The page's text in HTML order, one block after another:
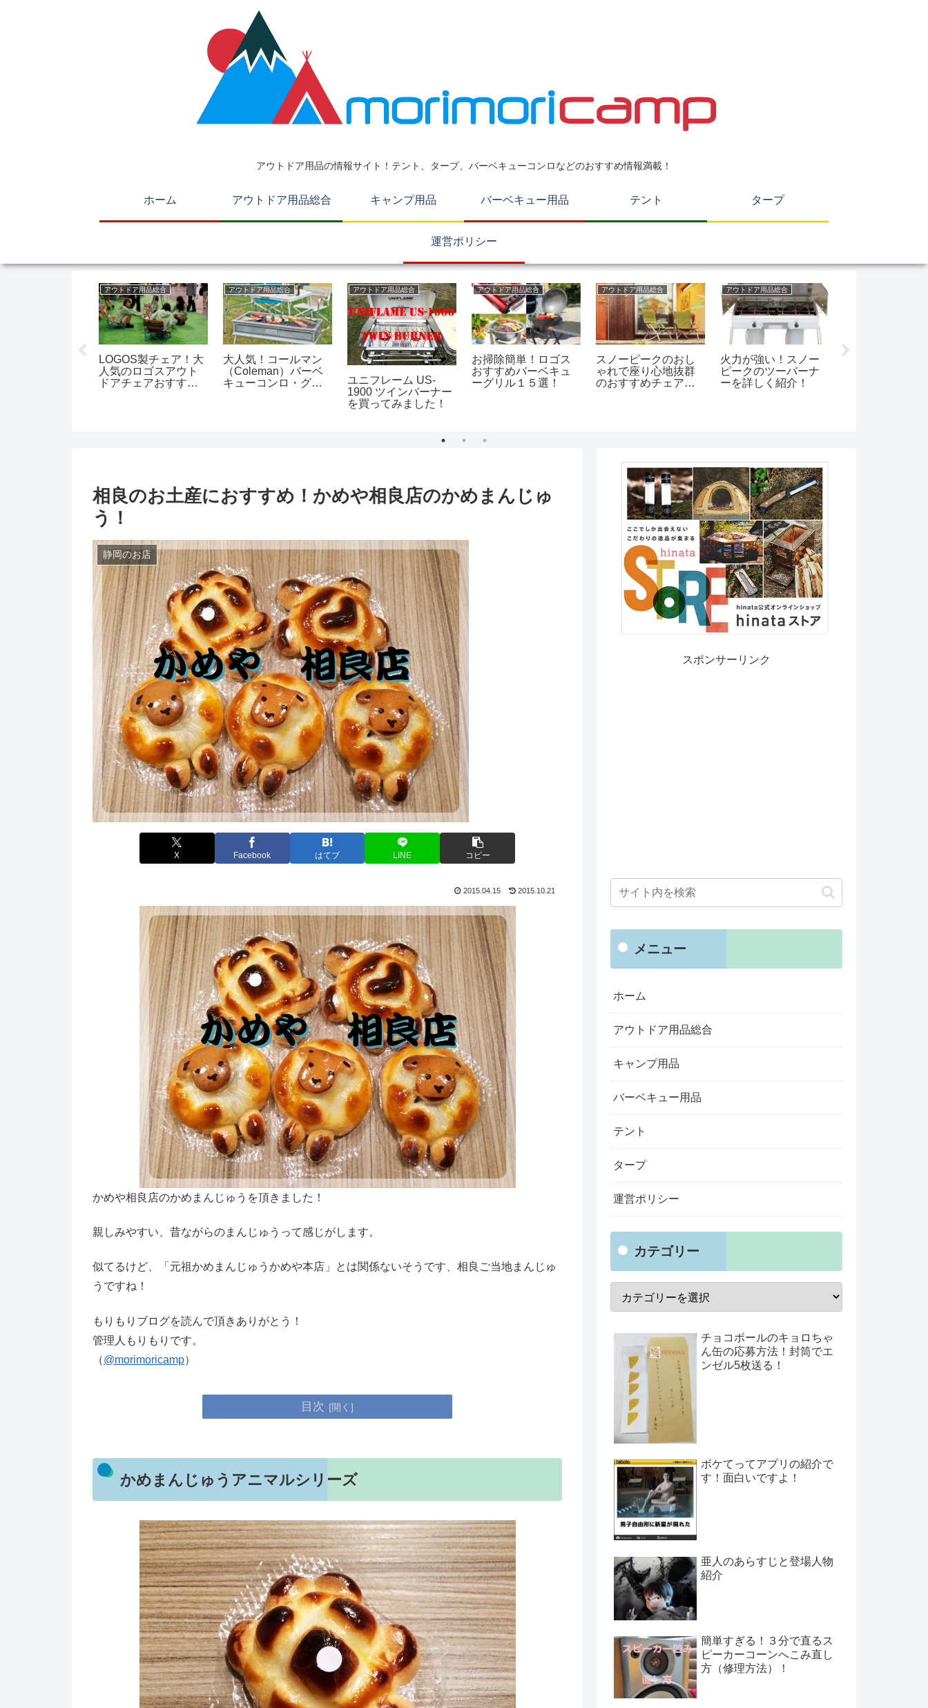
アウトドア用品の情報サイト！テント、タープ、バーベキューコンロなどのおすすめ情報満載！
ホーム アウトドア用品総合 キャンプ用品 バーベキュー用品 テント タープ
運営ポリシー
アウトドア用品総合
LOGOS製チェア！大
人気のロゴスアウト
ドアチェアおすすめ
アウトドア用品総合
大人気！コールマン
（Coleman）バーベ
キューコンロ・グリ
アウトドア用品総合
ユニフレーム US-
1900 ツインバーナー
を買ってみました！
アウトドア用品総合
お掃除簡単！ロゴス
おすすめバーベキュ
ーグリル１５選！
アウトドア用品総合
スノーピークのおし
ゃれで座り心地抜群
のおすすめチェア３
アウトドア用品総合
火力が強い！スノー
ピークのツーバーナ
ーを詳しく紹介！
相良のお土産におすすめ！かめや相良店のかめまんじゅ
う！
静岡のお店
X Facebook はてブ LINE コピー
2015.04.15 2015.10.21
かめや相良店のかめまんじゅうを頂きました！
親しみやすい、昔ながらのまんじゅうって感じがします。
似てるけど、「元祖かめまんじゅうかめや本店」とは関係ないそうです、相良ご当地まんじゅ
うですね！
もりもりブログを読んで頂きありがとう！
管理人もりもりです。
（@morimoricamp）
目次
かめまんじゅうアニマルシリーズ
スポンサーリンク
メニュー
ホーム
アウトドア用品総合
キャンプ用品
バーベキュー用品
テント
タープ
運営ポリシー
カテゴリー
チョコボールのキョロちゃ
ん缶の応募方法！封筒でエ
ンゼル5枚送る！
ボケてってアプリの紹介で
す！面白いですよ！
亜人のあらすじと登場人物
紹介
簡単すぎる！３分で直るス
ピーカーコーンへこみ直し
方（修理方法）！